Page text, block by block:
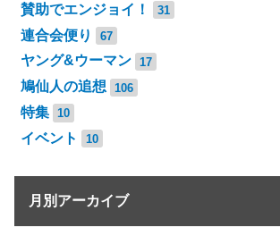
賛助でエンジョイ！ 31
連合会便り 67
ヤング&ウーマン 17
鳩仙人の追想 106
特集 10
イベント 10
月別アーカイブ